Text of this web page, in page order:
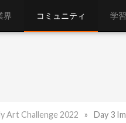
界 コミュニティ 学習
Art Challenge 2022 Day 3